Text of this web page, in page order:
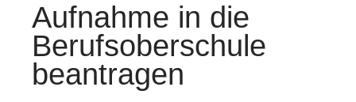
Aufnahme in die
Berufsoberschule
beantragen